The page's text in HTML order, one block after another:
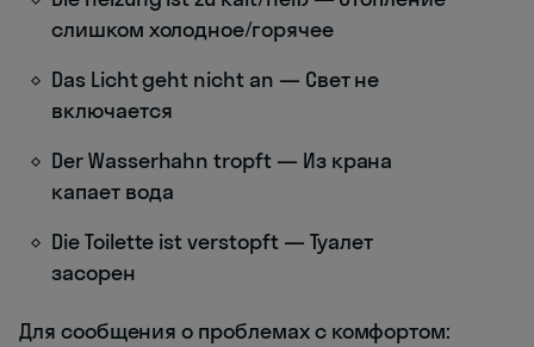
слишком холодное/горячее
Das Licht geht nicht an — Свет не
включается
Der Wasserhahn tropft — Из крана
капает вода
Die Toilette ist verstopft — Туалет
засорен
Для сообщения о проблемах с комфортом: